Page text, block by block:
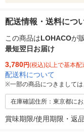
配送情報・送料につ
この商品はLOHACOが
最短翌日お届け
3,780円(税込)以上で基本配
配送料について
※一部の商品につきまして
在庫確認住所：東京都に
賞味期限/使用期限・返